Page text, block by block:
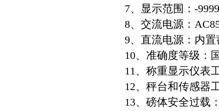
7、显示范围：-
8、交流电源：
9、直流电源：内
10、准确度等级：
11、称重显示仪表
12、秤台和传感
13、磅体安全过载